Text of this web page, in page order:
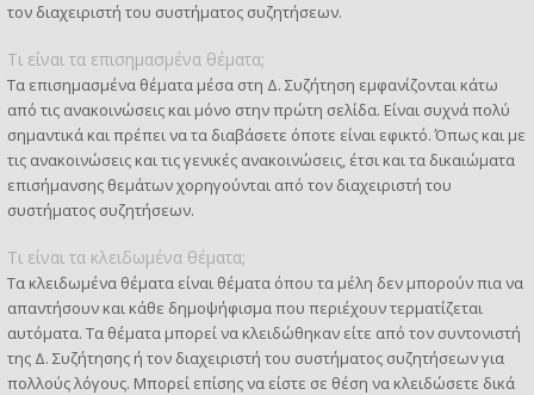
τον διαχειριστή του συστήματος συζητήσεων.
Τι είναι τα επισημασμένα θέματα;
Τα επισημασμένα θέματα μέσα στη Δ. Συζήτηση εμφανίζονται κάτω
από τις ανακοινώσεις και μόνο στην πρώτη σελίδα. Είναι συχνά πολύ
σημαντικά και πρέπει να τα διαβάσετε όποτε είναι εφικτό. Όπως και με
τις ανακοινώσεις και τις γενικές ανακοινώσεις, έτσι και τα δικαιώματα
επισήμανσης θεμάτων χορηγούνται από τον διαχειριστή του
συστήματος συζητήσεων.
Τι είναι τα κλειδωμένα θέματα;
Τα κλειδωμένα θέματα είναι θέματα όπου τα μέλη δεν μπορούν πια να
απαντήσουν και κάθε δημοψήφισμα που περιέχουν τερματίζεται
αυτόματα. Τα θέματα μπορεί να κλειδώθηκαν είτε από τον συντονιστή
της Δ. Συζήτησης ή τον διαχειριστή του συστήματος συζητήσεων για
πολλούς λόγους. Μπορεί επίσης να είστε σε θέση να κλειδώσετε δικά